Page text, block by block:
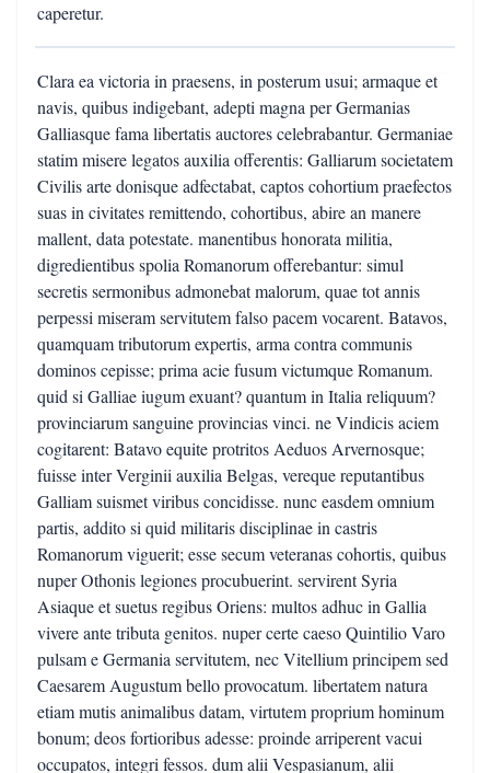
caperetur.
Clara ea victoria in praesens, in posterum usui; armaque et
navis, quibus indigebant, adepti magna per Germanias
Galliasque fama libertatis auctores celebrabantur. Germaniae
statim misere legatos auxilia offerentis: Galliarum societatem
Civilis arte donisque adfectabat, captos cohortium praefectos
suas in civitates remittendo, cohortibus, abire an manere
mallent, data potestate. manentibus honorata militia,
digredientibus spolia Romanorum offerebantur: simul
secretis sermonibus admonebat malorum, quae tot annis
perpessi miseram servitutem falso pacem vocarent. Batavos,
quamquam tributorum expertis, arma contra communis
dominos cepisse; prima acie fusum victumque Romanum.
quid si Galliae iugum exuant? quantum in Italia reliquum?
provinciarum sanguine provincias vinci. ne Vindicis aciem
cogitarent: Batavo equite protritos Aeduos Arvernosque;
fuisse inter Verginii auxilia Belgas, vereque reputantibus
Galliam suismet viribus concidisse. nunc easdem omnium
partis, addito si quid militaris disciplinae in castris
Romanorum viguerit; esse secum veteranas cohortis, quibus
nuper Othonis legiones procubuerint. servirent Syria
Asiaque et suetus regibus Oriens: multos adhuc in Gallia
vivere ante tributa genitos. nuper certe caeso Quintilio Varo
pulsam e Germania servitutem, nec Vitellium principem sed
Caesarem Augustum bello provocatum. libertatem natura
etiam mutis animalibus datam, virtutem proprium hominum
bonum; deos fortioribus adesse: proinde arriperent vacui
occupatos, integri fessos. dum alii Vespasianum, alii